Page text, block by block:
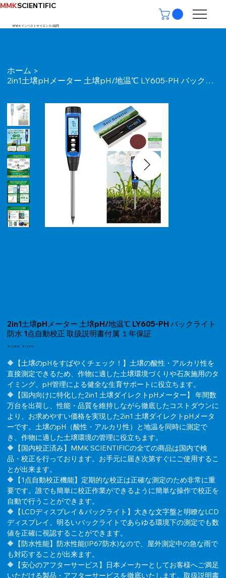
MMKSCIENTIFIC
ＭＭＫインベストサイエンス | ​福岡
ホーム >
2in1土壌pHメーター 土壌pH/地温℃ LY605-PH バックライト 防水 1点自動校正 取扱説明書付属 １年保証
2in1土壌pHメーター 土壌pH/地温℃ LY605-PH バックライト
防水 1点自動校正 取扱説明書付属 １年保証
元
価
￥12,800
セ
ル
格
￥12,416
🔶【土壌のpHをすばやくチェック！】土壌の酸性・アルカリ性を
直接測定できるため、作物に適した土壌環境づくりや石灰施用のタ
イミング、pH管理による健全な生育サポートに役立ちます。
🔶【国内向けに特化した2in1 土壌ダイレクトpHメーター】 年間数
万台を出荷し、性能・品質を維持しながら徹底したコストダウンに
より、お求めやすい価格を実現した2in1 土壌ダイレクトpHメータ
ーです。土壌のpH（酸性・アルカリ性）と地温を同時に測定で
き、作物に適した土壌環境の管理に役立ちます。
🔶【国内校正済み】MMK SCIENTIFICの全ての商品は国内で検
品・校正を行っております。お手元に届き次第すぐにご使用するこ
とが出来ます。
🔶【1点自動校正機能】定期的な校正は正確な測定のため非常に重
要です。誰でも簡単に校正作業ができるように簡単な操作で校正を
自動で行うことができます。
🔶【LCDディスプレイ＆バックライト】大きな文字盤と明瞭なLCD
ディスプレイ、明るいバックライトであらゆる環境下の測定でも数
値を正確に視認することができます。
🔶【防水性能】防水性能(IP67防水)なので、屋外測定中の急な雨で
も対応することが出来ます。
🔶【安心のアフターサービス】日本メーカーとしてお客様へご満足
いただける製品・アフターサービスを徹底いたします。取扱説明書